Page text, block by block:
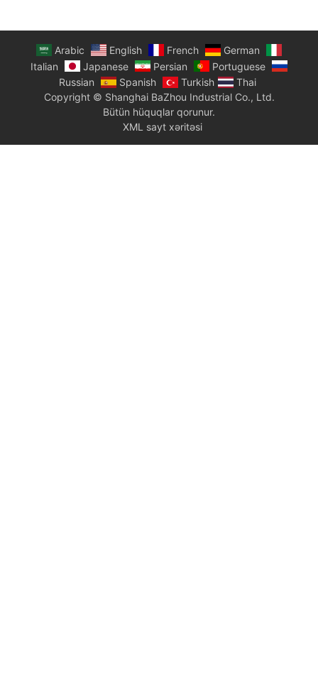
Arabic English French
German
Italian
Japanese Persian
Portuguese
Russian
Spanish Turkish
Thai
Copyright © Shanghai BaZhou Industrial Co., Ltd.
Bütün hüquqlar qorunur.
XML sayt xəritəsi